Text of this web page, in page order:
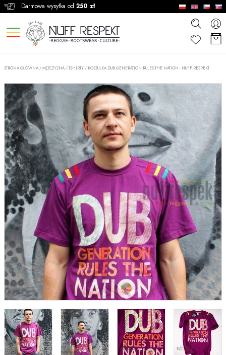
Darmowa wysyłka od 250 zł
STRONA GŁÓWNA /MĘŻCZYZNA /TSHIRTY / KOSZULKA DUB GENERATION RULES THE NATION - NUFF RESPEKT